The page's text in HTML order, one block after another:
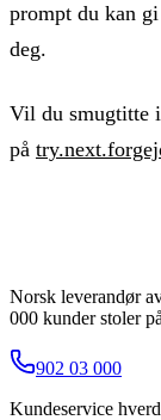
prompt du kan
deg.
Vil du smugtitte
på
Norsk leverandør
000 kunder stoler
902 03 000
Kundeservice